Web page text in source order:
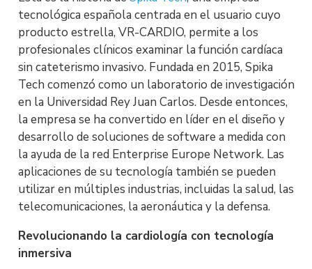
tecnológica española centrada en el usuario cuyo
producto estrella, VR-CARDIO, permite a los
profesionales clínicos examinar la función cardíaca
sin cateterismo invasivo. Fundada en 2015, Spika
Tech comenzó como un laboratorio de investigación
en la Universidad Rey Juan Carlos. Desde entonces,
la empresa se ha convertido en líder en el diseño y
desarrollo de soluciones de software a medida con
la ayuda de la red Enterprise Europe Network. Las
aplicaciones de su tecnología también se pueden
utilizar en múltiples industrias, incluidas la salud, las
telecomunicaciones, la aeronáutica y la defensa.
Revolucionando la cardiología con tecnología
inmersiva